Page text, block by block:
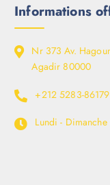
Informations
Nr 373 Av.
Agadir 80000
+212 5283-86179
Lundi - Dimanche